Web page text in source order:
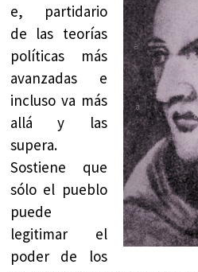
e, partidario
de las teorías
políticas más
avanzadas e
incluso va más
allá y las
supera.
Sostiene que
sólo el pueblo
puede
legitimar el
poder de los